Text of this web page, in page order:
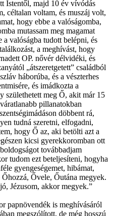
Istentől, majd 10 év vívódás
céltalan voltam, és muszáj volt,
hogy ebbe a valóságomba,
mutassam meg magamat
valóságba tudott belépni, és
a meghívást, hogy
OP. nővér délvidéki, és
„átszeretgetett” családból
háborúba, és a vészterhes
és imádkozta a
születhetett meg Ő, akit már 15
pillanatokban
döbbent rá,
tudná szeretni, elfogadni,
hogy Ő az, aki betölti azt a
kicsi gyerekkoromban ott
továbbadjam
tudom ezt beteljesíteni, hogyha
gyengeségemet, hibámat,
Ővele, Őutána megyek.
Jézusom, akkor megyek.”
papnövendék is meghívásáról
megszólított, de még hosszú